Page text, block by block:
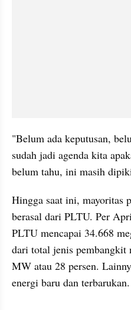
"Belum ada keputusan,
sudah jadi agenda kita
belum tahu, ini masih
Hingga saat ini, mayoritas
berasal dari PLTU. Per
PLTU mencapai 34.668
dari total jenis pembangkit
MW atau 28 persen.
energi baru dan terbarukan.